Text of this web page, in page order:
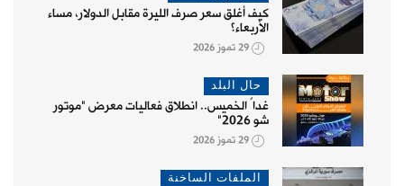
كيف أغلق سعر صرف الليرة مقابل الدولار، مساء
الأربعاء؟
29 تموز 2026
حال البلد
غداً الخميس.. انطلاق فعاليات معرض "موتور
شو 2026"
29 تموز 2026
الملفات الساخنة